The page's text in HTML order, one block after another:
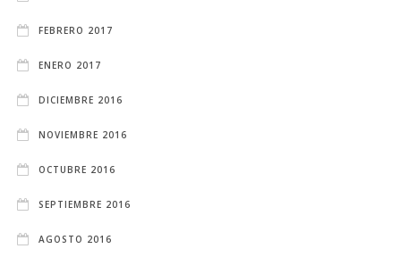
FEBRERO 2017
ENERO 2017
DICIEMBRE 2016
NOVIEMBRE 2016
OCTUBRE 2016
SEPTIEMBRE 2016
AGOSTO 2016